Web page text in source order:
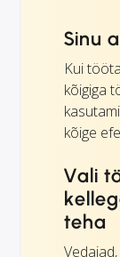
Sinu
Kui
kõigiga
kõige
Vali
teha